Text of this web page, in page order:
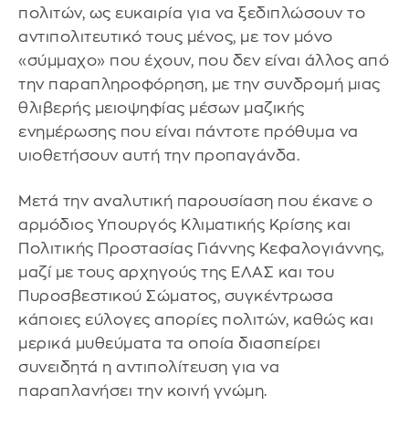
πολιτών, ως ευκαιρία για να ξεδιπλώσουν το
αντιπολιτευτικό τους μένος, με τον μόνο
«σύμμαχο» που έχουν, που δεν είναι άλλος από
την παραπληροφόρηση, με την συνδρομή μιας
θλιβερής μειοψηφίας μέσων μαζικής
ενημέρωσης που είναι πάντοτε πρόθυμα να
υιοθετήσουν αυτή την προπαγάνδα.
Μετά την αναλυτική παρουσίαση που έκανε ο
αρμόδιος Υπουργός Κλιματικής Κρίσης και
Πολιτικής Προστασίας Γιάννης Κεφαλογιάννης,
μαζί με τους αρχηγούς της ΕΛΑΣ και του
Πυροσβεστικού Σώματος, συγκέντρωσα
κάποιες εύλογες απορίες πολιτών, καθώς και
μερικά μυθεύματα τα οποία διασπείρει
συνειδητά η αντιπολίτευση για να
παραπλανήσει την κοινή γνώμη.